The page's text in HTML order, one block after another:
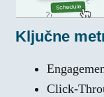
Ključne
Click-